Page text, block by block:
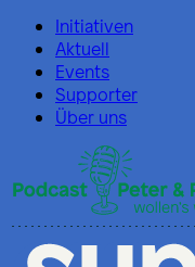
Initiativen
Aktuell
Events
Supporter
Über uns